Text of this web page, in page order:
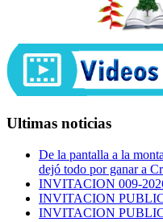
Ultimas noticias
De la pantalla a la
dejó todo por ganar a
INVITACION 009-
INVITACION
INVITACION